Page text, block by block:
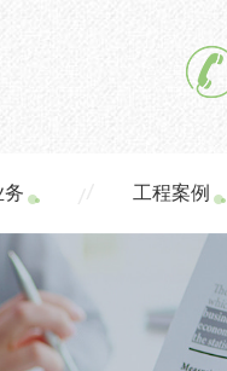
务 工程案例